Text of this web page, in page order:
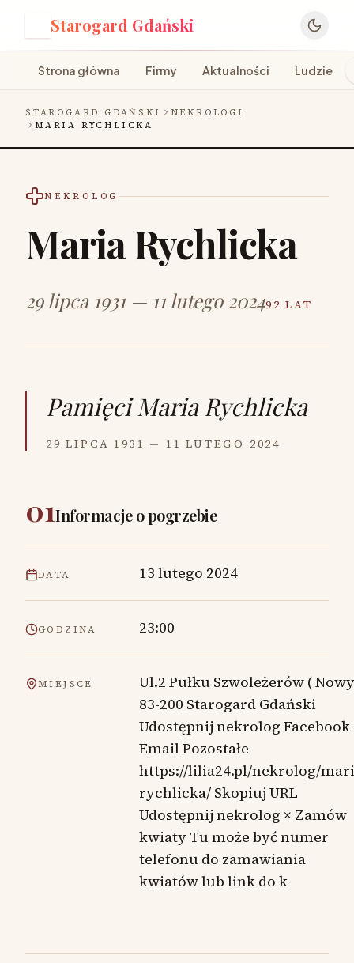
Starogard Gdański
Strona główna Firmy Aktualności Ludzie
STAROGARD GDAŃSKI
NEKROLOGI
MARIA RYCHLICKA
NEKROLOG
Maria Rychlicka
29 lipca 1931 — 11 lutego 202492 LAT
Pamięci Maria Rychlicka
29 LIPCA 1931 — 11 LUTEGO 2024
01Informacje o pogrzebie
DATA 13 lutego 2024
GODZINA 23:00
MIEJSCE
Ul.2 Pułku Szwoleżerów (
83-200 Starogard Gdański
Udostępnij nekrolog Facebook
Email Pozostałe
https://lilia24.pl/nekrolog/
rychlicka/ Skopiuj URL
Udostępnij nekrolog × Zamów
kwiaty Tu może być numer
telefonu do zamawiania
kwiatów lub link do k